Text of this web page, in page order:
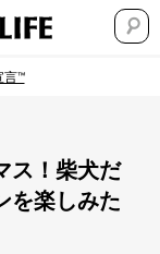
言™
ス！柴犬だ
を楽しみた